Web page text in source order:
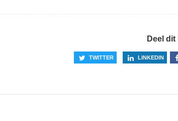
Deel
LINKEDIN
TWITTER